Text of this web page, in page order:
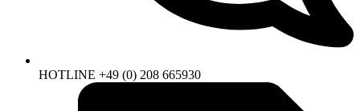
HOTLINE +49 (0) 208 665930